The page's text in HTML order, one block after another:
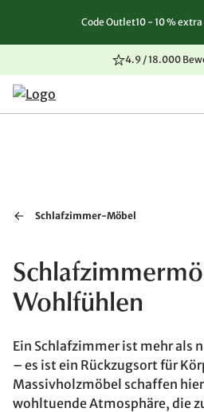
Zum Inhalt springen
Zur Navigation springen
Zum Seitenende springen
Code Outlet10 - 10 %
4.9 / 18.000
Schlafzimmer-Möbel
Wohlfühlen
Ein Schlafzimmer ist mehr als
– es ist ein Rückzugsort für
Massivholzmöbel schaffen
wohltuende Atmosphäre, die